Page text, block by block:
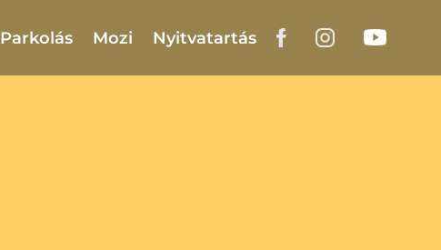
Parkolás Mozi Nyitvatartás